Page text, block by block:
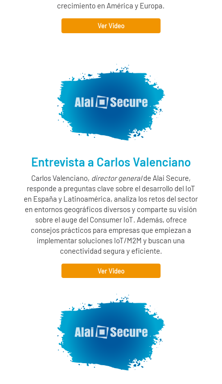
crecimiento en América y Europa.
Ver Video
Entrevista a Carlos Valenciano
Carlos Valenciano, director generalde Alai Secure,
responde a preguntas clave sobre el desarrollo del IoT
en España y Latinoamérica, analiza los retos del sector
en entornos geográficos diversos y comparte su visión
sobre el auge del Consumer IoT. Además, ofrece
consejos prácticos para empresas que empiezan a
implementar soluciones IoT/M2M y buscan una
conectividad segura y eficiente.
Ver Video